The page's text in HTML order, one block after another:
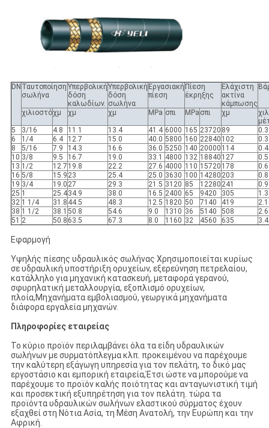
DN Ταυτοποίηση
σωλήνα
Υπερβολική
δόση
καλωδίων.
Υπερβολική
δόση
σωλήνα
Εργασιακή
πίεση
Πίεση
έκρηξης
Ελάχιστη
ακτίνα
κάμπωσης
χιλιοστόχμ χμ χμ MPa σπι MPa σπι χμ
5
3/16 4.8 11.1 13.4 41.4 6000 165 23720 89
6
1/4 6.4 12.7 15.0 40.0 5800 160 22840 102
8
5/16 7.9 14.3 16.6 36.0 5250 140 20000 114
10 3/8 9.5 16.7 19.0 33.1 4800 132 18840 127
13 1/2 12.7 19.8 22.2 27.6 4000 110 15720 178
16 5/8 15.9 23 25.4 25.0 3630 100 14280 203
0.8
19 3/4 19.0 27 29.3 21.5 3120 85 12280 241
25 1 25.434.9 38.0 16.5 2400 65 9420 305
32 1 1/4 31.8 44.5 48.3 12.5 1820 50 7140 419
38 1 1/2 38.1 50.8 54.6 9.0 1310 36 5140 508
51 2 50.8 63.5 67.3 8.0 1160 32 4560 635
Εφαρμογή
Υψηλής πίεσης υδραυλικός σωλήνας Χρησιμοποιείται κυρίως
σε υδραυλική υποστήριξη ορυχείων, εξερεύνηση πετρελαίου,
κατάλληλο για μηχανική κατασκευή, μεταφορά γερανού,
σφυρηλατική μεταλλουργία, εξοπλισμό ορυχείων,
πλοία,Μηχανήματα εμβολιασμού, γεωργικά μηχανήματα
διάφορα εργαλεία μηχανών.
Πληροφορίες εταιρείας
Το κύριο προϊόν περιλαμβάνει όλα τα είδη υδραυλικών
σωλήνων με συρματόπλεγμα κλπ. προκειμένου να παρέχουμε
την καλύτερη εξάγωγη υπηρεσία για τον πελάτη, το δικό μας
εργοστάσιο και εμπορική εταιρεία,Έτσι ώστε να μπορούμε να
παρέχουμε το προϊόν καλής ποιότητας και ανταγωνιστική τιμή
και προσεκτική εξυπηρέτηση για τον πελάτη. τώρα τα
προϊόντα υδραυλικών σωλήνων ελαστικού σύρματος έχουν
εξαχθεί στη Νότια Ασία, τη Μέση Ανατολή, την Ευρώπη και την
Αφρική.